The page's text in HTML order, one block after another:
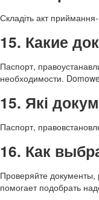
Складіть акт
15. Какие
Паспорт,
необходимости.
15. Які
Паспорт,
16. Как
Проверяйте документы,
помогает подобрать